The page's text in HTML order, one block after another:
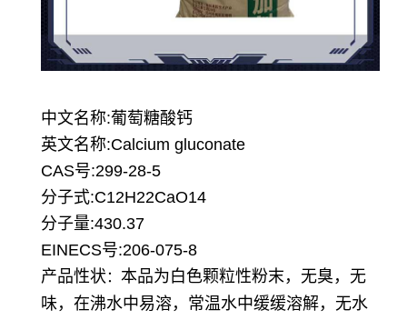
中文名称:葡萄糖酸钙
英文名称:Calcium gluconate
CAS号:299-28-5
分子式:C12H22CaO14
分子量:430.37
EINECS号:206-075-8
产品性状： 本品为白色颗粒性粉末，无臭，无
味，在沸水中易溶，常温水中缓缓溶解，无水